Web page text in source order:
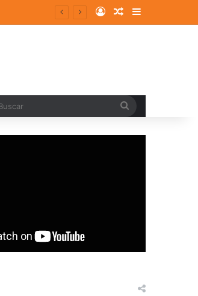
Log InRandom Article
Sidebar